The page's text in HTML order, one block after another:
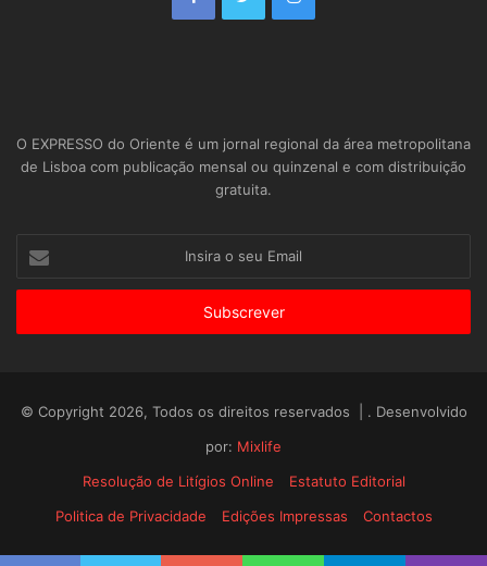
O EXPRESSO do Oriente é um jornal regional da área metropolitana
de Lisboa com publicação mensal ou quinzenal e com distribuição
gratuita.
seu
© Copyright 2026, Todos os direitos reservados | . Desenvolvido
por: Mixlife
Resolução de Litígios Online
Estatuto Editorial
Politica de Privacidade
Edições Impressas Contactos